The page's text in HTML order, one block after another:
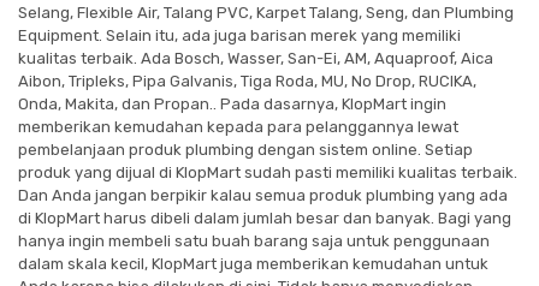
Selang, Flexible Air, Talang PVC, Karpet Talang, Seng, dan Plumbing
Equipment. Selain itu, ada juga barisan merek yang memiliki
kualitas terbaik. Ada Bosch, Wasser, San-Ei, AM, Aquaproof, Aica
Aibon, Tripleks, Pipa Galvanis, Tiga Roda, MU, No Drop, RUCIKA,
Onda, Makita, dan Propan.. Pada dasarnya, KlopMart ingin
memberikan kemudahan kepada para pelanggannya lewat
pembelanjaan produk plumbing dengan sistem online. Setiap
produk yang dijual di KlopMart sudah pasti memiliki kualitas terbaik.
Dan Anda jangan berpikir kalau semua produk plumbing yang ada
di KlopMart harus dibeli dalam jumlah besar dan banyak. Bagi yang
hanya ingin membeli satu buah barang saja untuk penggunaan
dalam skala kecil, KlopMart juga memberikan kemudahan untuk